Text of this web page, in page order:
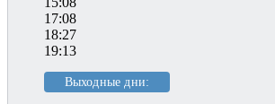
17:08
18:27
19:13
Выходные дни: